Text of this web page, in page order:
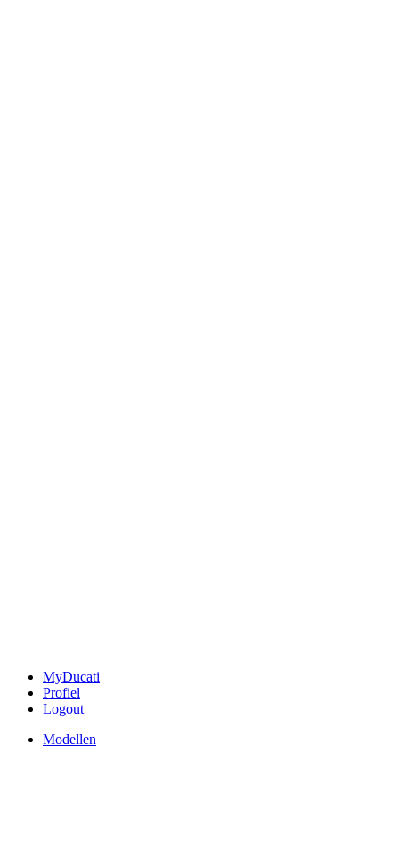
MyDucati
Profiel
Logout
Modellen